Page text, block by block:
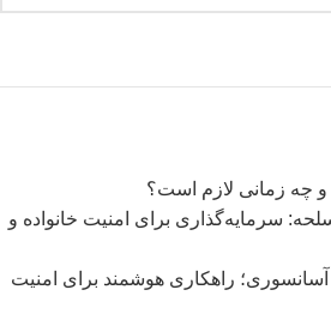
چه زمانی لازم است؟
سرمایه‌گذاری برای امنیت خانواده و
راهکاری هوشمند برای امنیت